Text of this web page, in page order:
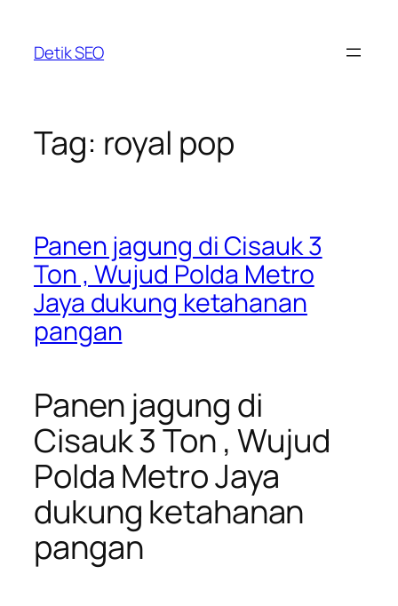
content
Detik SEO
Tag: royal pop
Panen jagung di Cisauk 3
Ton , Wujud Polda Metro
Jaya dukung ketahanan
pangan
Panen jagung di
Cisauk 3 Ton , Wujud
Polda Metro Jaya
dukung ketahanan
pangan